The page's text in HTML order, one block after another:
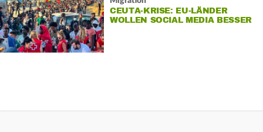
CEUTA-KRISE: EU-LÄNDER
WOLLEN SOCIAL MEDIA BESSER